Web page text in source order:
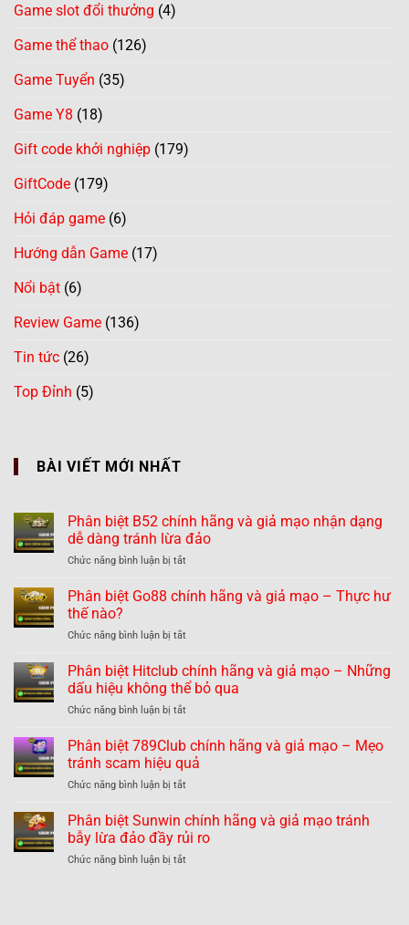
Game slot đổi thưởng (4)
Game thể thao (126)
Game Tuyển (35)
Game Y8 (18)
Gift code khởi nghiệp (179)
GiftCode (179)
Hỏi đáp game (6)
Hướng dẫn Game (17)
Nổi bật (6)
Review Game (136)
Tin tức (26)
Top Đỉnh (5)
BÀI VIẾT MỚI NHẤT
Phân biệt B52 chính hãng và giả mạo nhận dạng
dễ dàng tránh lừa đảo
Chức năng bình luận bị tắt
biệt
hãng
giả
mạo
dạng
dàng
tránh
đảo
Phân biệt Go88 chính hãng và giả mạo – Thực hư
thế nào?
Chức năng bình luận bị tắt
biệt
Go88
chính
hãng
giả
mạo
Thực
thế
nào?
Phân biệt Hitclub chính hãng và giả mạo – Những
dấu hiệu không thể bỏ qua
Chức năng bình luận bị tắt
biệt
Hitclub
chính
hãng
giả
mạo
Những
Phân biệt 789Club chính hãng và giả mạo – Mẹo
tránh scam hiệu quả
Chức năng bình luận bị tắt
biệt
789Club
chính
hãng
Phân biệt Sunwin chính hãng và giả mạo tránh
bẫy lừa đảo đầy rủi ro
Chức năng bình luận bị tắt